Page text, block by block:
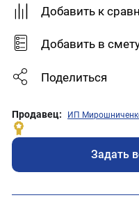
Добавить к
Добавить в
Поделиться
Продавец: ИП
Задать